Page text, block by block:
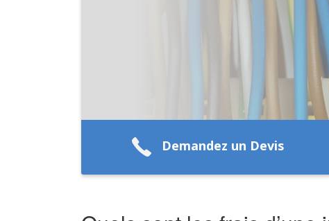
Demandez un Devis